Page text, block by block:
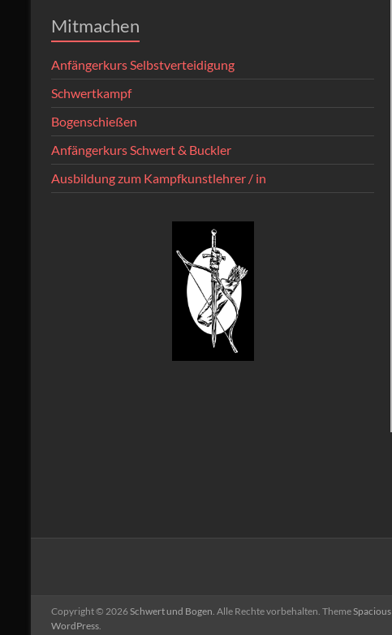
Mitmachen
Anfängerkurs Selbstverteidigung
Schwertkampf
Bogenschießen
Anfängerkurs Schwert & Buckler
Ausbildung zum Kampfkunstlehrer / in
Copyright © 2026Schwert und Bogen . Alle Rechte vorbehalten. ThemeSpacious
WordPress